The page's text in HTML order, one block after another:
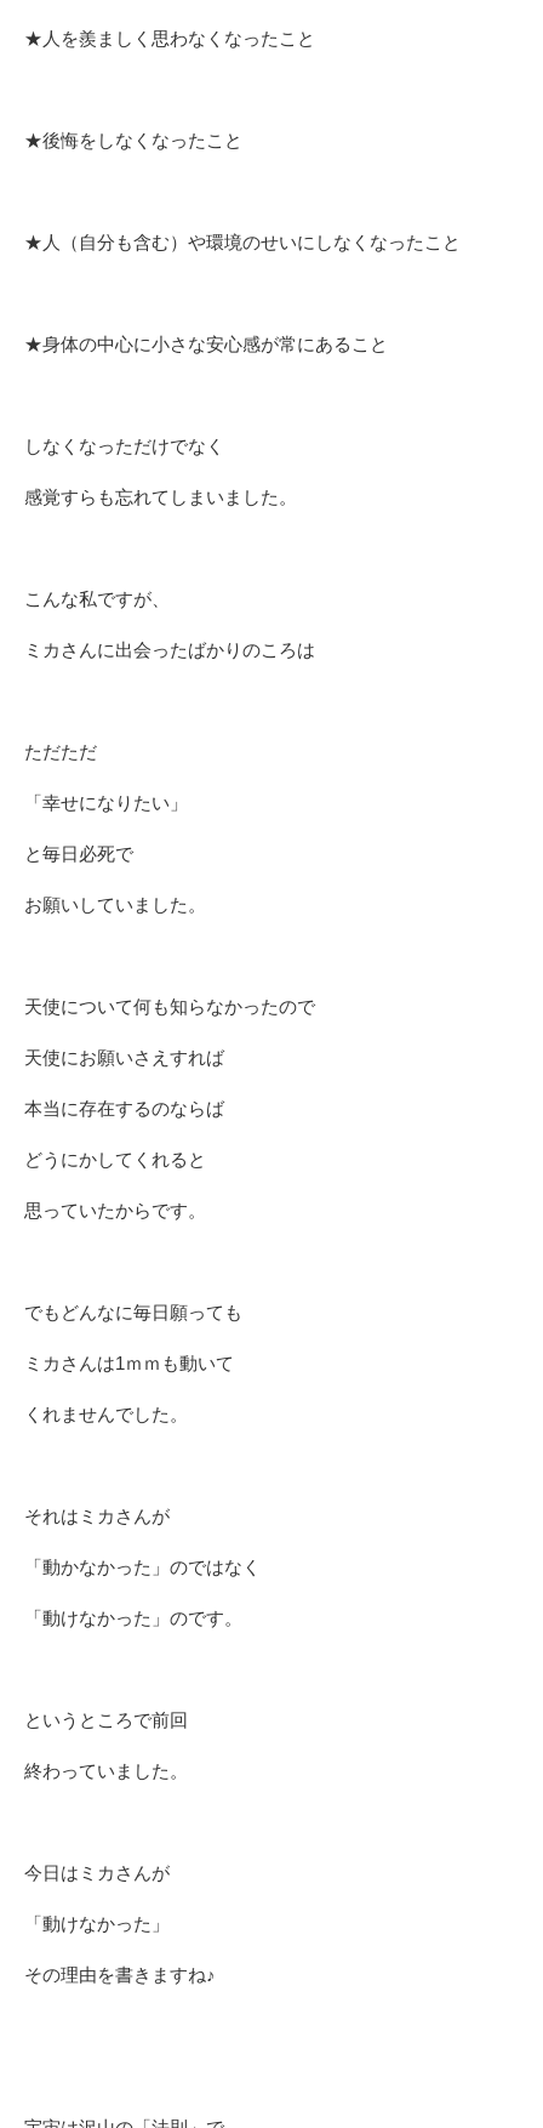
★人を羨ましく思わなくなったこと
★後悔をしなくなったこと
★人（自分も含む）や環境のせいにしなくなったこと
★身体の中心に小さな安心感が常にあること
しなくなっただけでなく
感覚すらも忘れてしまいました。
こんな私ですが、
ミカさんに出会ったばかりのころは
ただただ
「幸せになりたい」
と毎日必死で
お願いしていました。
天使について何も知らなかったので
天使にお願いさえすれば
本当に存在するのならば
どうにかしてくれると
思っていたからです。
でもどんなに毎日願っても
ミカさんは1ｍｍも動いて
くれませんでした。
それはミカさんが
「動かなかった」のではなく
「動けなかった」のです。
というところで前回
終わっていました。
今日はミカさんが
「動けなかった」
その理由を書きますね♪